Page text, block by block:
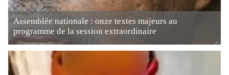
Assemblée nationale : onze textes majeurs au
programme de la session extraordinaire